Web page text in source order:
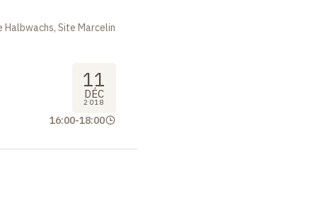
Site Marcelin
11
DÉC
2018
16:00-18:00